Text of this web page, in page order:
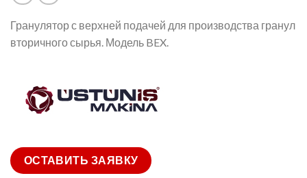
Гранулятор с верхней подачей для производства гранул
вторичного сырья. Модель BEX.
ОСТАВИТЬ ЗАЯВКУ